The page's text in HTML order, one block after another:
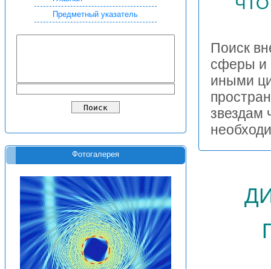
Предметный указатель
Фотогалерея
Поиск
сферы и
иными
звездам